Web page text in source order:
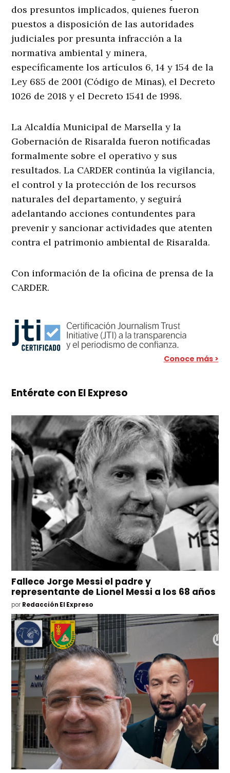
dos presuntos implicados, quienes fueron
puestos a disposición de las autoridades
judiciales por presunta infracción a la
normativa ambiental y minera,
específicamente los artículos 6, 14 y 154 de la
Ley 685 de 2001 (Código de Minas), el Decreto
1026 de 2018 y el Decreto 1541 de 1998.
La Alcaldía Municipal de Marsella y la
Gobernación de Risaralda fueron notificadas
formalmente sobre el operativo y sus
resultados. La CARDER continúa la vigilancia,
el control y la protección de los recursos
naturales del departamento, y seguirá
adelantando acciones contundentes para
prevenir y sancionar actividades que atenten
contra el patrimonio ambiental de Risaralda.
Con información de la oficina de prensa de la
CARDER.
Conoce más >
Entérate con El Expreso
Fallece Jorge Messi el padre y
representante de Lionel Messi a los 68 años
por Redacción El Expreso